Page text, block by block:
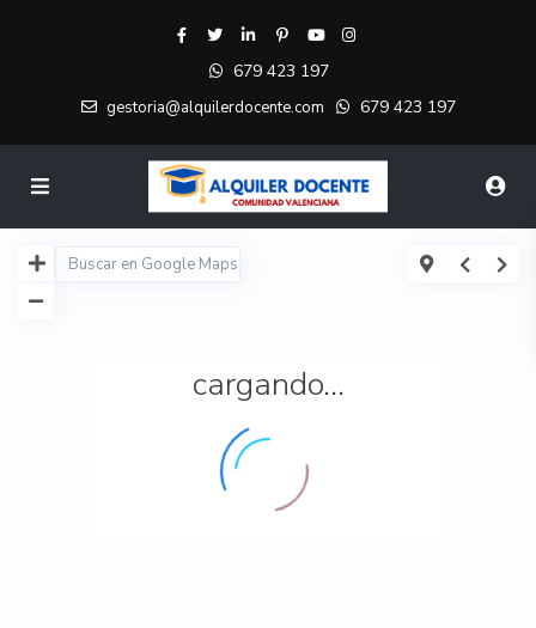
679 423 197
gestoria@alquilerdocente.com 679 423 197
cargando...